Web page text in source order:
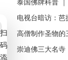
泰国佛牌科普
电视台暗访：芭
倍！
高僧制作圣物的
崇迪佛三大名寺
扫
码
添